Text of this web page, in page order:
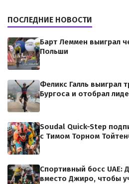
ПОСЛЕДНИЕ НОВОСТИ
Барт Леммен выиграл
Польши
Феликс Галль выиграл
Бургоса и отобрал
Soudal Quick-Step
с Тимом Торном
Спортивный босс UAE:
вместо Джиро, чтобы